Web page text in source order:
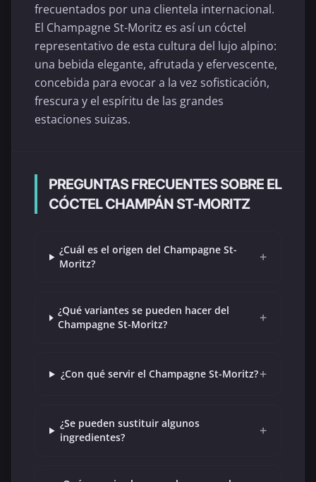
frecuentados por una clientela internacional.
El Champagne St-Moritz es así un cóctel
representativo de esta cultura del lujo alpino:
una bebida elegante, afrutada y efervescente,
concebida para evocar a la vez sofisticación,
frescura y el espíritu de las grandes
estaciones suizas.
PREGUNTAS FRECUENTES SOBRE EL
CÓCTEL CHAMPÁN ST-MORITZ
¿Cuál es el origen del Champagne St-
Moritz?
+
¿Qué variantes se pueden hacer del
Champagne St-Moritz?
+
¿Con qué servir el Champagne St-Moritz?+
¿Se pueden sustituir algunos
ingredientes?
+